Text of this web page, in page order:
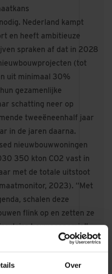
Over
Nederland kampt
en heeft ambitieuze
spraken af dat in 2028
(tot
uit minimaal 30%
gezamenlijke
schatting neer op
tweeëneenhalf jaar
in de jaren daarna.
nieuwbouwwoningen
350 kton CO2 vast in
met de totale uitstoot
2023). “Met
schalen deze
flink op en zetten ze
bouweconomie”,
bij Building Balance,